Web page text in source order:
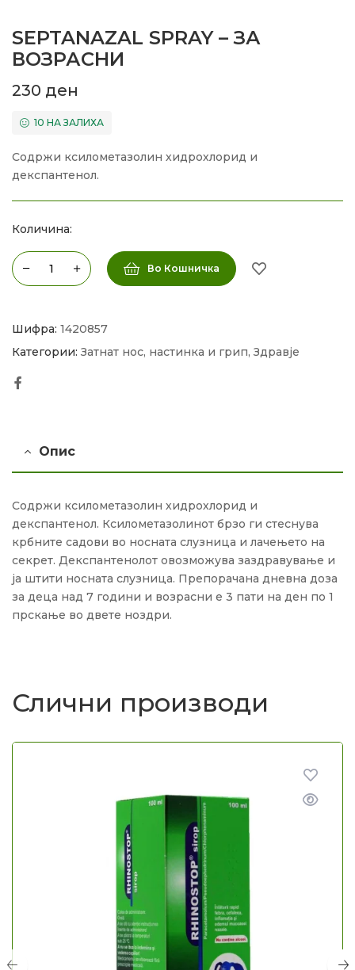
SEPTANAZAL SPRAY – ЗА
ВОЗРАСНИ
230 ден
10 НА ЗАЛИХА
Содржи ксилометазолин хидрохлорид и
декспантенол.
Количина:
Во Кошничка
Шифра: 1420857
Категории: Затнат нос, настинка и грип, Здравје
Опис
Содржи ксилометазолин хидрохлорид и
декспантенол. Ксилометазолинот брзо ги стеснува
крбните садови во носната слузница и лачењето на
секрет. Декспантенолот овозможува заздравување и
ја штити носната слузница. Препорачана дневна доза
за деца над 7 години и возрасни е 3 пати на ден по 1
прскање во двете ноздри.
Слични производи